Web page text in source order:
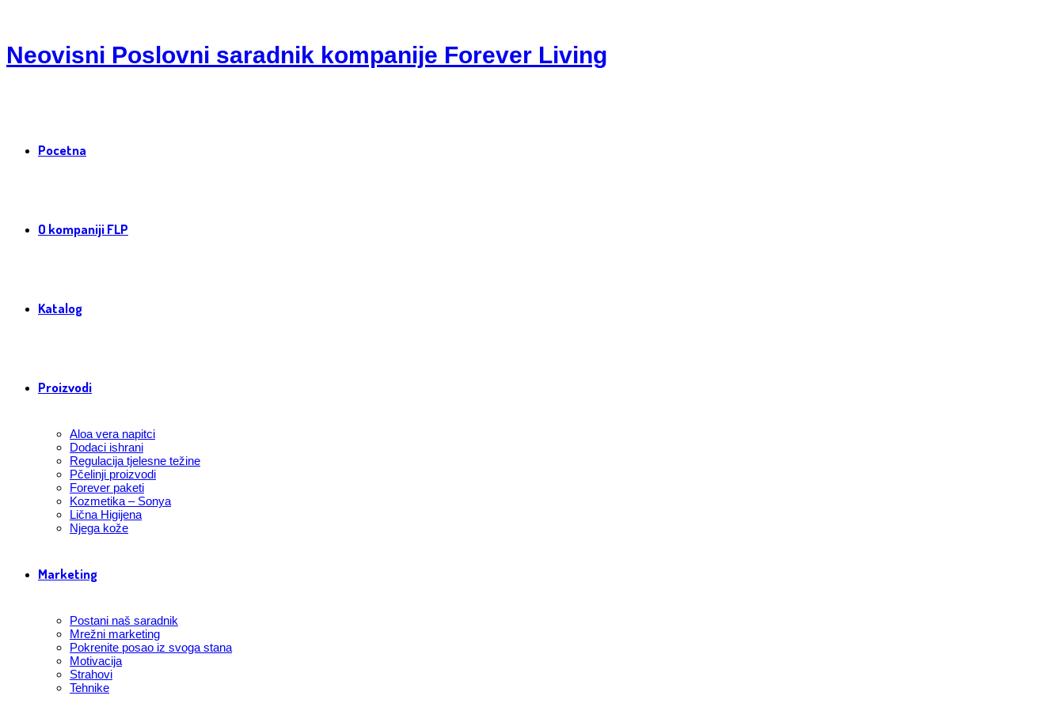
Neovisni Poslovni saradnik kompanije Forever Living
Pocetna
O kompaniji FLP
Katalog
Proizvodi
Aloa vera napitci
Dodaci ishrani
Regulacija tjelesne težine
Pčelinji proizvodi
Forever paketi
Kozmetika – Sonya
Lična Higijena
Njega kože
Marketing
Postani naš saradnik
Mrežni marketing
Pokrenite posao iz svoga stana
Motivacija
Strahovi
Tehnike